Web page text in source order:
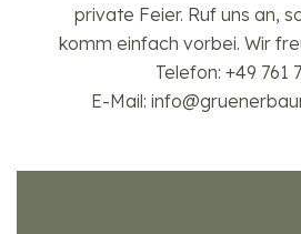
private Feier. Ruf uns an,
komm einfach vorbei. Wir
Telefon: +49 761
E-Mail: